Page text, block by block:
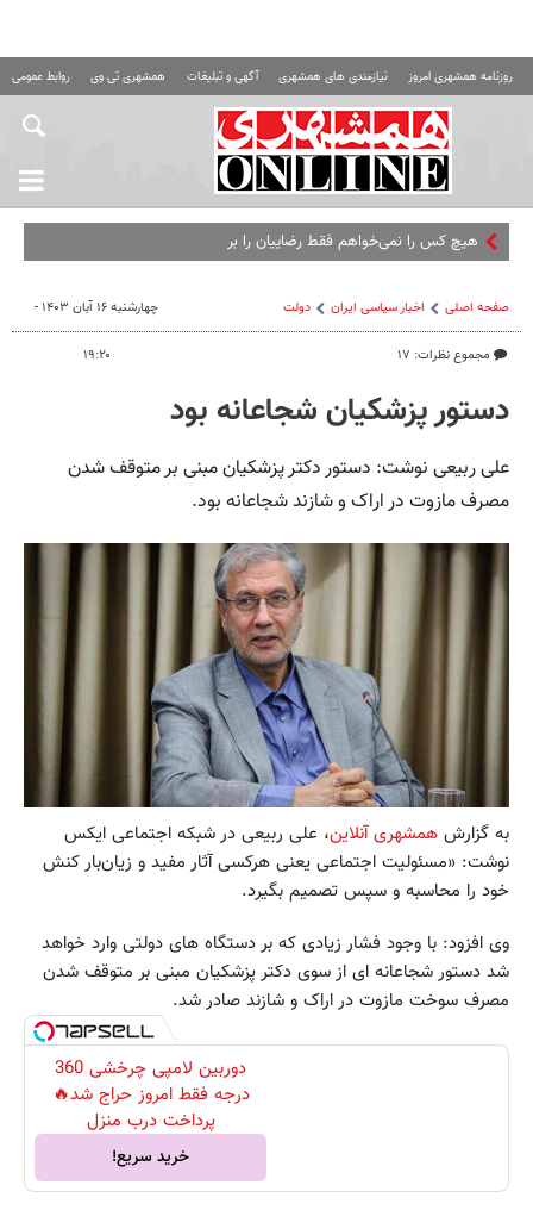
روزنامه همشهری امروز نیازمندی های همشهری آگهی و تبلیغات همشهری تی وی روابط عمومی
هیچ کس را نمی‌خواهم فقط رضاییان را برایم بخرید | مق
صفحه اصلی اخبار سیاسی ایران دولت
مجموع نظرات: ۱۷
چهارشنبه ۱۶ آبان ۱۴۰۳ -
۱۹:۲۰
دستور پزشکیان شجاعانه بود
علی ربیعی نوشت: دستور دکتر پزشکیان مبنی بر متوقف شدن
مصرف مازوت در اراک و شازند شجاعانه بود.
به گزارش همشهری آنلاین، علی ربیعی در شبکه اجتماعی ایکس
نوشت: «مسئولیت اجتماعی یعنی هرکسی آثار مفید و زیان‌بار کنش
خود را محاسبه و سپس تصمیم بگیرد.
وی افزود: با وجود فشار زیادی که بر دستگاه های دولتی وارد خواهد
شد دستور شجاعانه ای از سوی دکتر پزشکیان مبنی بر متوقف شدن
مصرف سوخت مازوت در اراک و شازند صادر شد.
دوربین لامپی چرخشی 360
درجه فقط امروز حراج شد🔥
پرداخت درب منزل
خرید سریع!